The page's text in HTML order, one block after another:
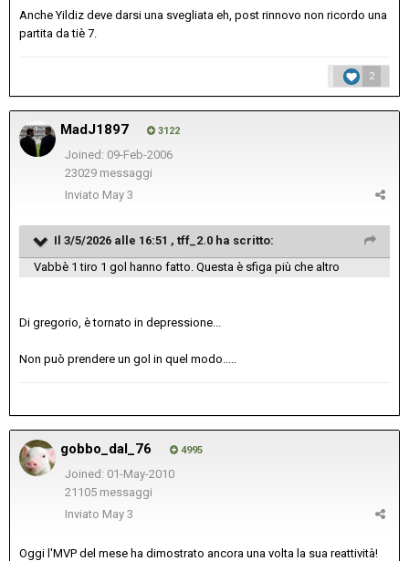
Anche Yildiz deve darsi una svegliata eh, post rinnovo non ricordo una
partita da tiè 7.
2
MadJ1897 3122
Joined: 09-Feb-2006
23029 messaggi
Inviato May 3
Il 3/5/2026 alle 16:51 , tff_2.0 ha scritto:
Vabbè 1 tiro 1 gol hanno fatto. Questa è sfiga più che altro
Di gregorio, è tornato in depressione...
Non può prendere un gol in quel modo.....
gobbo_dal_76 4995
Joined: 01-May-2010
21105 messaggi
Inviato May 3
Oggi l'MVP del mese ha dimostrato ancora una volta la sua reattività!